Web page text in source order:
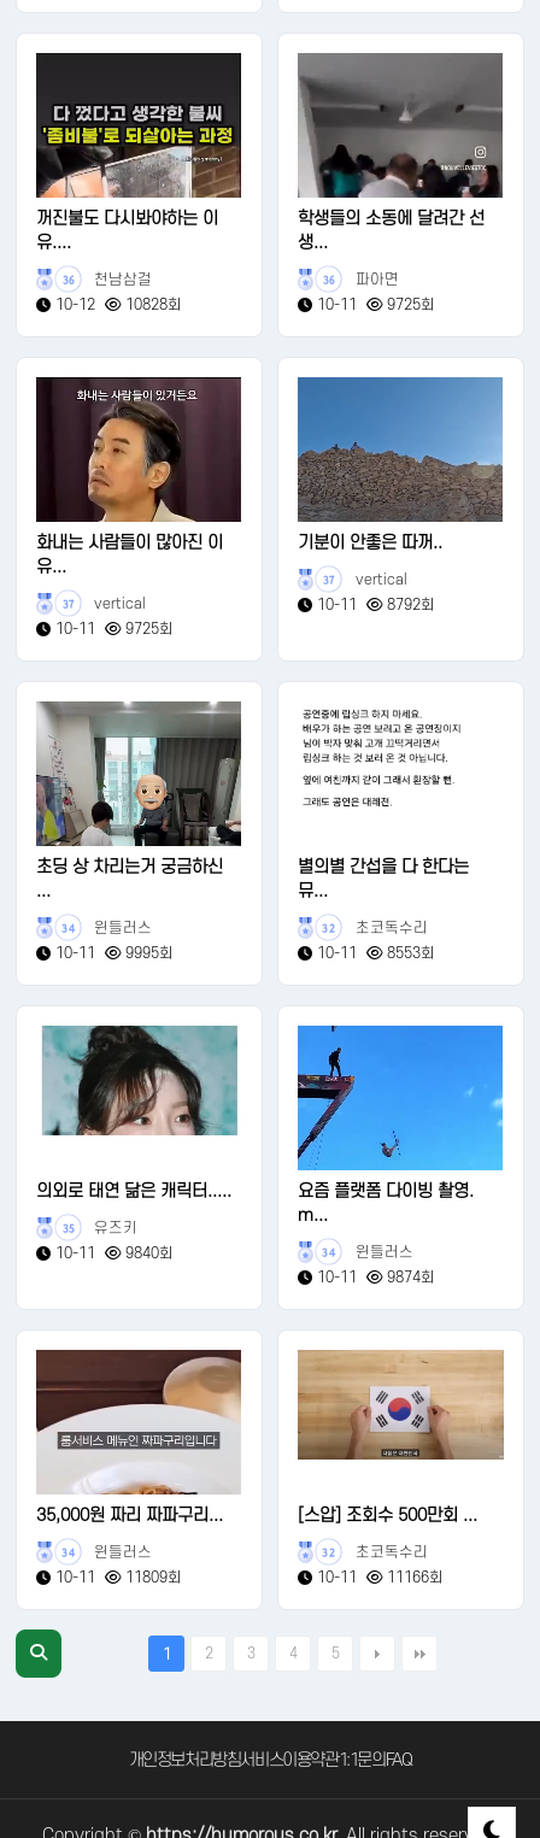
꺼진불도 다시봐야하는 이
유....
36
천남삼걸
10-12
10828회
학생들의 소동에 달려간 선
생...
36
파아면
10-11
9725회
화내는 사람들이 많아진 이
유...
37
vertical
10-11
9725회
기분이 안좋은 따꺼..
37
vertical
10-11
8792회
초딩 상 차리는거 궁금하신
...
34
윈들러스
10-11
9995회
별의별 간섭을 다 한다는
뮤...
32
초코독수리
10-11
8553회
의외로 태연 닮은 캐릭터.....
35
유즈키
10-11
9840회
요즘 플랫폼 다이빙 촬영.
m...
34
윈들러스
10-11
9874회
35,000원 짜리 짜파구리...
34
윈들러스
10-11
11809회
[스압] 조회수 500만회 ...
32
초코독수리
10-11
11166회
1 2 3 4 5
개인정보처리방침서비스이용약관1:1문의FAQ